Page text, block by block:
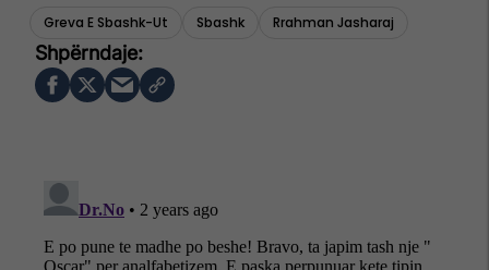
Greva E Sbashk-Ut Sbashk Rrahman Jasharaj